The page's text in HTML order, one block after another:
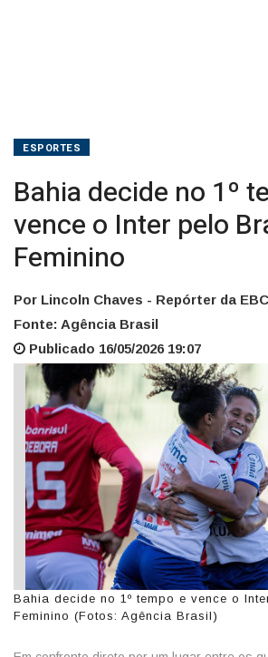
ESPORTES
Bahia decide no 1º
vence o Inter pelo
Feminino
Por Lincoln Chaves - Repórter da EBC
Fonte: Agência Brasil
Publicado 16/05/2026 19:07
Bahia decide no 1º tempo e vence o
Feminino (Fotos: Agência Brasil)